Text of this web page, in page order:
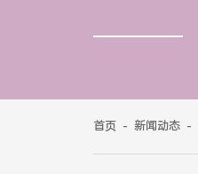
首页 - 新闻动态 -